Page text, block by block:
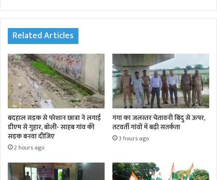
te oo
r
In am
Related Articles
बदहाल सड़क से परेशान छात्रा ने लगाई
डीएम से गुहार, बोली- साहब गांव की
सड़क बनवा दीजिए
2 hours ago
गंगा का जलस्तर चेतावनी बिंदु से ऊपर,
तटवर्ती गांवों में बढ़ी सतर्कता
3 hours ago